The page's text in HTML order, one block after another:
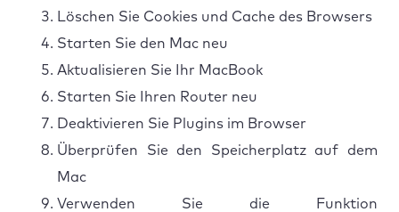
Löschen Sie Cookies und Cache des Browsers
Starten Sie den Mac neu
Aktualisieren Sie Ihr MacBook
Starten Sie Ihren Router neu
Deaktivieren Sie Plugins im Browser
Überprüfen Sie den Speicherplatz auf dem
Mac
Verwenden Sie die Funktion